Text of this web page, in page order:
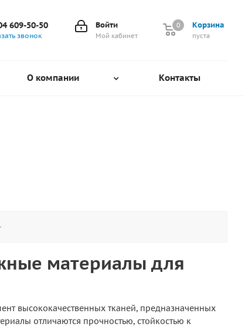
Корзина
0
пуста
0
Войти
Мой кабинет
609-50-50
звонок
О компании Контакты
материалы для
высококачественных тканей, предназначенных
отличаются прочностью, стойкостью к